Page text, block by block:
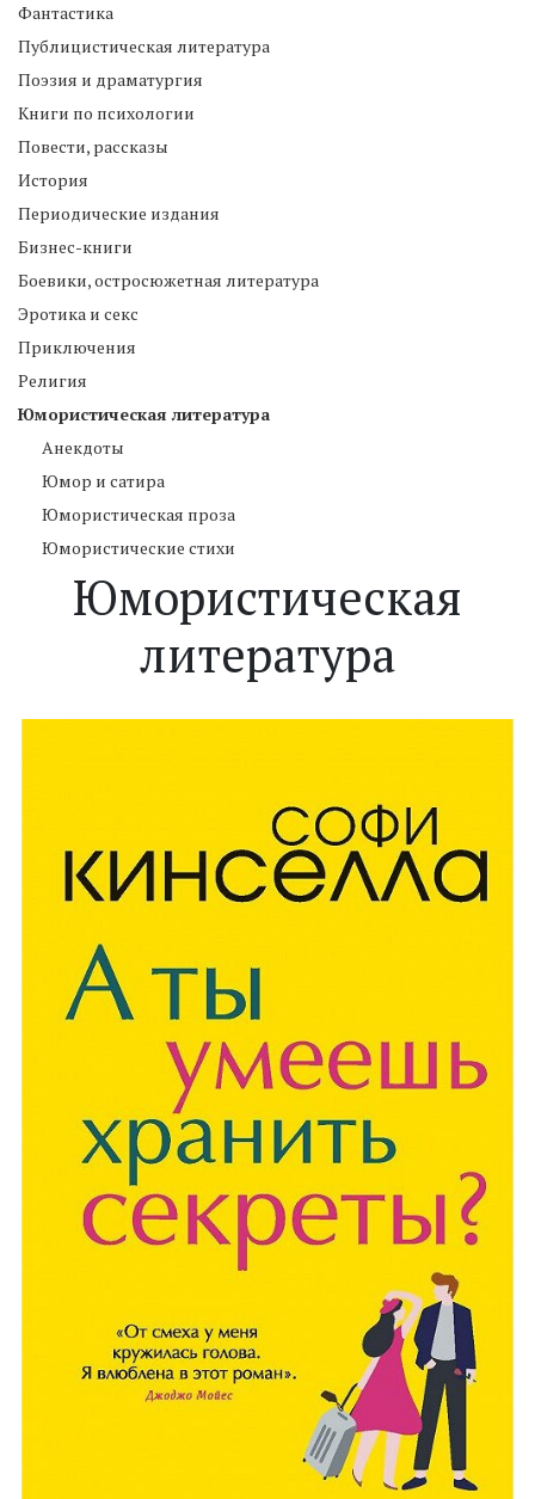
Фантастика
Публицистическая литература
Поэзия и драматургия
Книги по психологии
Повести, рассказы
История
Периодические издания
Бизнес-книги
Боевики, остросюжетная литература
Эротика и секс
Приключения
Религия
Юмористическая литература
Анекдоты
Юмор и сатира
Юмористическая проза
Юмористические стихи
Юмористическая
литература